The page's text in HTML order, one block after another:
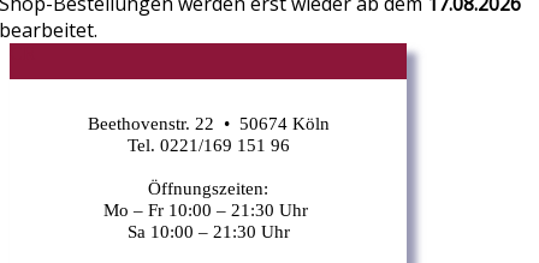
bearbeitet.
Beethovenstr. 22 • 50674 Köln
Tel. 0221/169 151 96
Öffnungszeiten:
Mo – Fr 10:00 – 21:30 Uhr
Sa 10:00 – 21:30 Uhr